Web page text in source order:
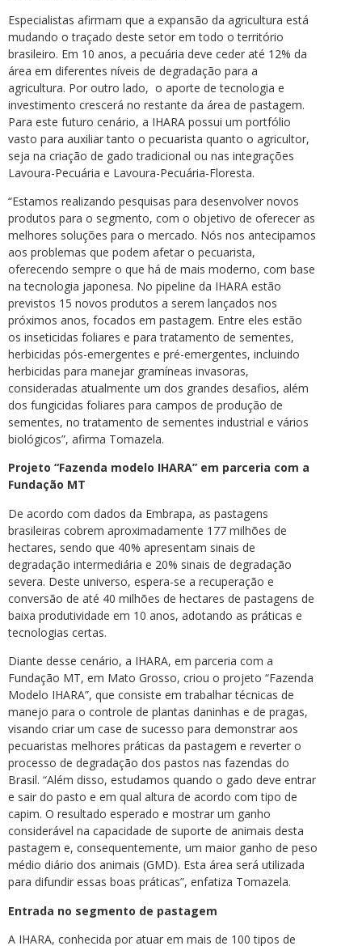
Especialistas afirmam que a expansão da agricultura está
mudando o traçado deste setor em todo o território
brasileiro. Em 10 anos, a pecuária deve ceder até 12% da
área em diferentes níveis de degradação para a
agricultura. Por outro lado, o aporte de tecnologia e
investimento crescerá no restante da área de pastagem.
Para este futuro cenário, a IHARA possui um portfólio
vasto para auxiliar tanto o pecuarista quanto o agricultor,
seja na criação de gado tradicional ou nas integrações
Lavoura-Pecuária e Lavoura-Pecuária-Floresta.
“Estamos realizando pesquisas para desenvolver novos
produtos para o segmento, com o objetivo de oferecer as
melhores soluções para o mercado. Nós nos antecipamos
aos problemas que podem afetar o pecuarista,
oferecendo sempre o que há de mais moderno, com base
na tecnologia japonesa. No pipeline da IHARA estão
previstos 15 novos produtos a serem lançados nos
próximos anos, focados em pastagem. Entre eles estão
os inseticidas foliares e para tratamento de sementes,
herbicidas pós-emergentes e pré-emergentes, incluindo
herbicidas para manejar gramíneas invasoras,
consideradas atualmente um dos grandes desafios, além
dos fungicidas foliares para campos de produção de
sementes, no tratamento de sementes industrial e vários
biológicos”, afirma Tomazela.
Projeto “Fazenda modelo IHARA” em parceria com a
Fundação MT
De acordo com dados da Embrapa, as pastagens
brasileiras cobrem aproximadamente 177 milhões de
hectares, sendo que 40% apresentam sinais de
degradação intermediária e 20% sinais de degradação
severa. Deste universo, espera-se a recuperação e
conversão de até 40 milhões de hectares de pastagens de
baixa produtividade em 10 anos, adotando as práticas e
tecnologias certas.
Diante desse cenário, a IHARA, em parceria com a
Fundação MT, em Mato Grosso, criou o projeto “Fazenda
Modelo IHARA”, que consiste em trabalhar técnicas de
manejo para o controle de plantas daninhas e de pragas,
visando criar um case de sucesso para demonstrar aos
pecuaristas melhores práticas da pastagem e reverter o
processo de degradação dos pastos nas fazendas do
Brasil. “Além disso, estudamos quando o gado deve entrar
e sair do pasto e em qual altura de acordo com tipo de
capim. O resultado esperado e mostrar um ganho
considerável na capacidade de suporte de animais desta
pastagem e, consequentemente, um maior ganho de peso
médio diário dos animais (GMD). Esta área será utilizada
para difundir essas boas práticas”, enfatiza Tomazela.
Entrada no segmento de pastagem
A IHARA, conhecida por atuar em mais de 100 tipos de